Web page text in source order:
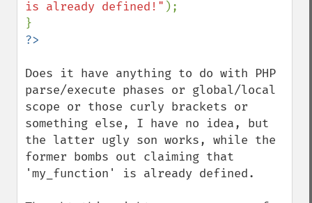
is already defined!" );
Does it have anything to do with PHP
parse/execute phases or global/local
scope or those curly brackets or
something else, I have no idea, but
the latter ugly son works, while the
former bombs out claiming that
'my_function' is already defined.